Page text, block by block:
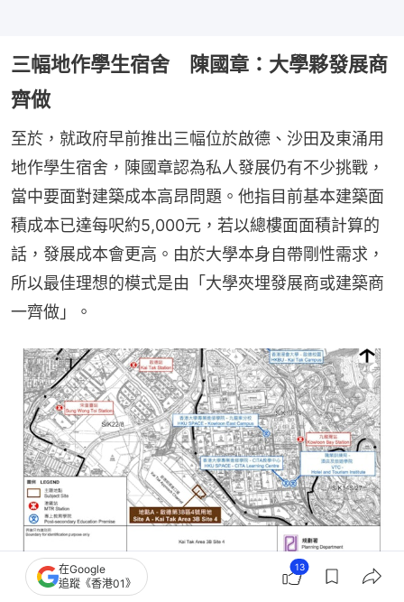
三幅地作學生宿舍 陳國章：大學夥發展商
齊做
至於，就政府早前推出三幅位於啟德、沙田及東涌用
地作學生宿舍，陳國章認為私人發展仍有不少挑戰，
當中要面對建築成本高昂問題。他指目前基本建築面
積成本已達每呎約5,000元，若以總樓面面積計算的
話，發展成本會更高。由於大學本身自帶剛性需求，
所以最佳理想的模式是由「大學夾埋發展商或建築商
一齊做」。
在Google
追蹤《香港01》
13